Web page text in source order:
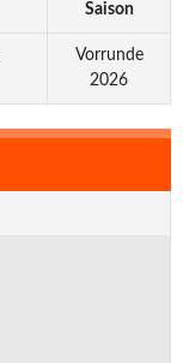
Saison
Vorrunde
2026